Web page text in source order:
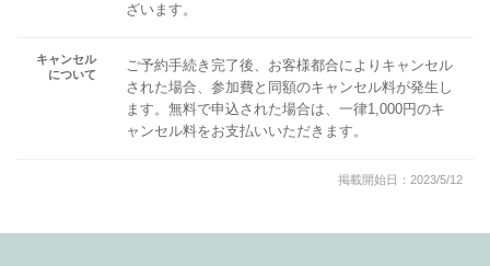
ざいます。
キャンセル
について
ご予約手続き完了後、お客様都合によりキャンセル
された場合、参加費と同額のキャンセル料が発生し
ます。無料で申込された場合は、一律1,000円のキ
ャンセル料をお支払いいただきます。
掲載開始日：2023/5/12